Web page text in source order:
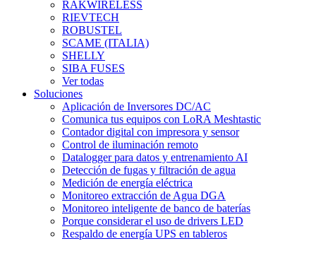
RAKWIRELESS
RIEVTECH
ROBUSTEL
SCAME (ITALIA)
SHELLY
SIBA FUSES
Ver todas
Soluciones
Aplicación de Inversores DC/AC
Comunica tus equipos con LoRA Meshtastic
Contador digital con impresora y sensor
Control de iluminación remoto
Datalogger para datos y entrenamiento AI
Detección de fugas y filtración de agua
Medición de energía eléctrica
Monitoreo extracción de Agua DGA
Monitoreo inteligente de banco de baterías
Porque considerar el uso de drivers LED
Respaldo de energía UPS en tableros